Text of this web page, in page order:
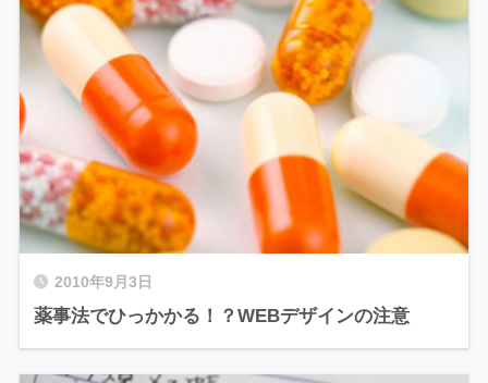
2010年9月3日
薬事法でひっかかる！？WEBデザインの注意